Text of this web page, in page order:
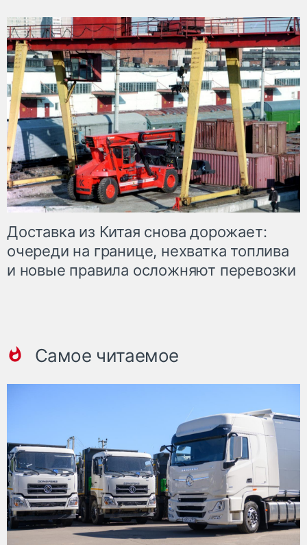
Доставка из Китая снова дорожает:
очереди на границе, нехватка топлива
и новые правила осложняют перевозки
Самое читаемое